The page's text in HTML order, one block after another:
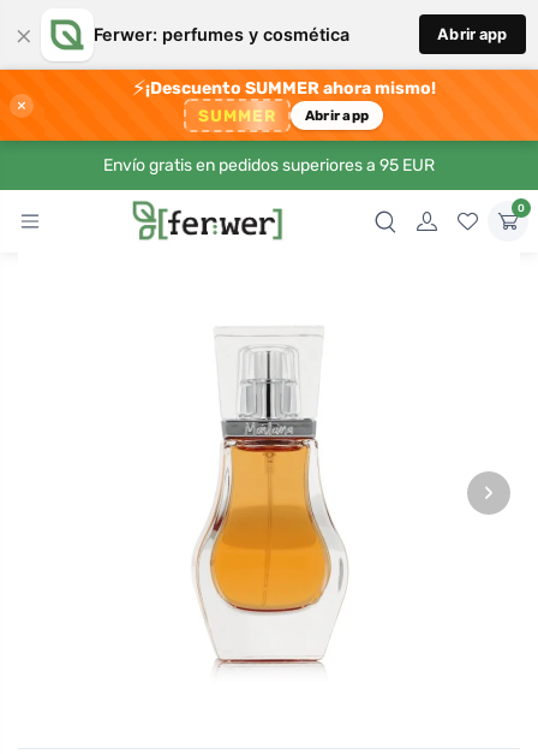
× Ferwer: perfumes y cosmética Abrir app
×
⚡¡Descuento SUMMER ahora mismo!
SUMMER Abrir app
Envío gratis en pedidos superiores a 95 EUR
0
›